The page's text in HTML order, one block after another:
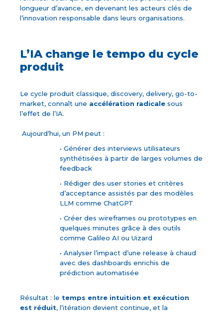
longueur d’avance, en devenant les acteurs clés de
l’innovation responsable dans leurs organisations.
L’IA change le tempo du cycle
produit
Le cycle produit classique, discovery, delivery, go-to-
market, connaît une accélération radicale sous
l’effet de l’IA.
Aujourd’hui, un PM peut :
• Générer des interviews utilisateurs
synthétisées à partir de larges volumes de
feedback
• Rédiger des user stories et critères
d’acceptance assistés par des modèles
LLM comme ChatGPT
• Créer des wireframes ou prototypes en
quelques minutes grâce à des outils
comme Galileo AI ou Uizard
• Analyser l’impact d’une release à chaud
avec des dashboards enrichis de
prédiction automatisée
Résultat : le temps entre intuition et exécution
est réduit, l’itération devient continue, et la